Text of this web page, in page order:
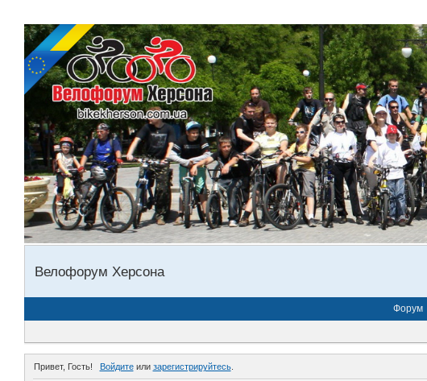
Велофорум Херсона
Форум
Привет, Гость! Войдитеили зарегистрируйтесь.